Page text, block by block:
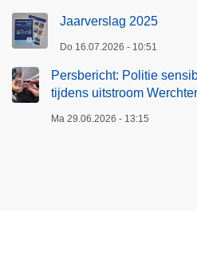
Jaarverslag 2025
Do 16.07.2026 - 10:51
Persbericht: Politie
tijdens uitstroom
Ma 29.06.2026 - 13:15